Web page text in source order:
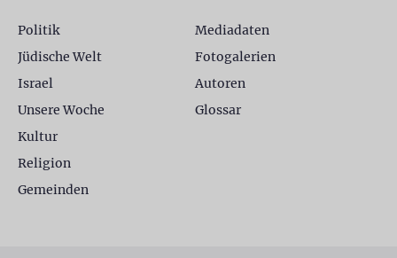
Politik
Jüdische Welt
Israel
Unsere Woche
Kultur
Religion
Gemeinden
Mediadaten
Fotogalerien
Autoren
Glossar